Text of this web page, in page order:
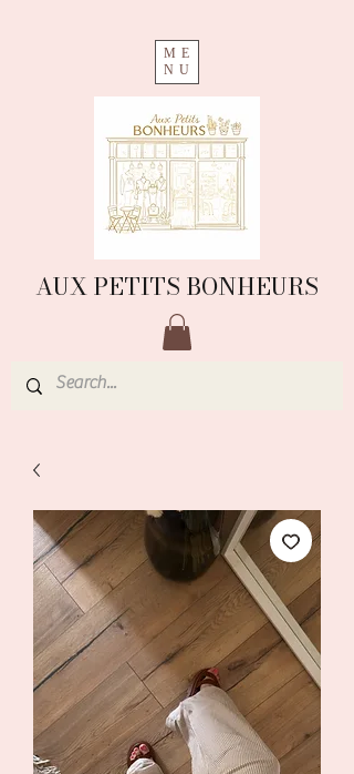
ME
NU
AUX PETITS BONHEURS